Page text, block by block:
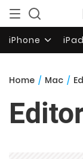
iPhone iPad
Home / Mac /